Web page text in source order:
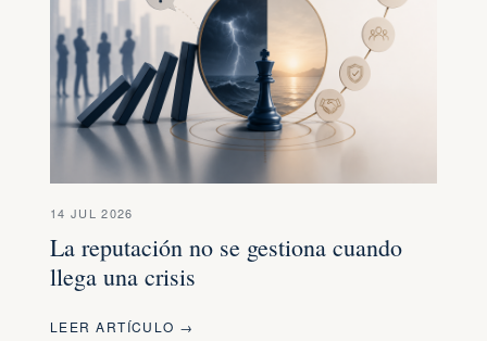
14 JUL 2026
La reputación no se gestiona cuando
llega una crisis
LEER ARTÍCULO →